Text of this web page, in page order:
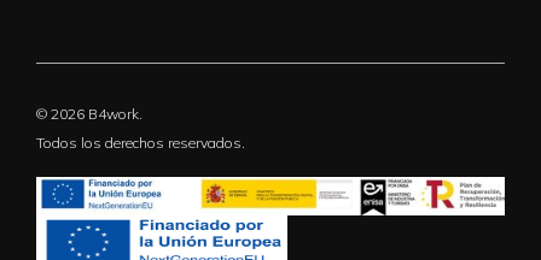
© 2026 B4work.
Todos los derechos reservados.